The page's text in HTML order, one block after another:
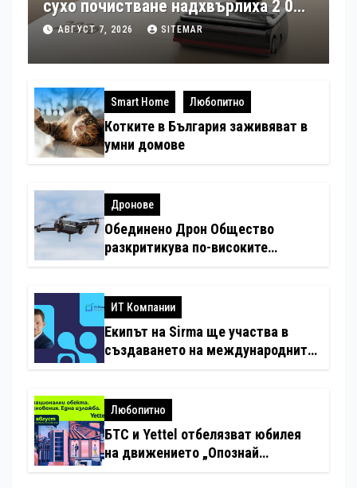
сухо почистване надхвърлиха 2 000
патентни заявки в световен мащаб
АВГУСТ 7, 2026 SITEMAR
Smart Home Любопитно
Котките в България заживяват в
умни домове
Дронове
Обединено Дрон Общество
разкритикува по-високите
ИТ Компании
Екипът на Sirma ще участва в
създаването на международните
хотелиерството
Любопитно
БТС и Yettel отбелязват юбилея
на движението „Опознай